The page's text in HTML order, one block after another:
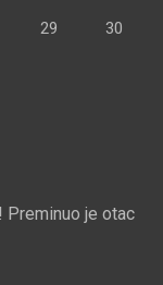
29 30
Preminuo je otac